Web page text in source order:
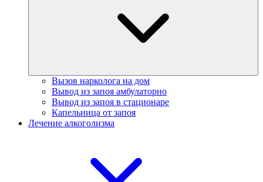
Вызов нарколога на дом
Вывод из запоя амбулаторно
Вывод из запоя в стационаре
Капельница от запоя
Лечение алкоголизма